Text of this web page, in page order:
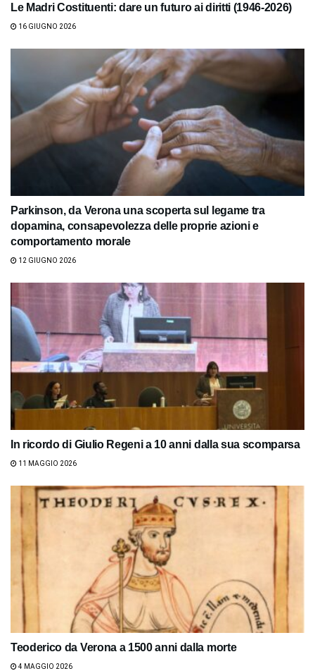
Le Madri Costituenti: dare un futuro ai diritti (1946-2026)
16 GIUGNO 2026
Parkinson, da Verona una scoperta sul legame tra
dopamina, consapevolezza delle proprie azioni e
comportamento morale
12 GIUGNO 2026
In ricordo di Giulio Regeni a 10 anni dalla sua scomparsa
11 MAGGIO 2026
Teoderico da Verona a 1500 anni dalla morte
4 MAGGIO 2026